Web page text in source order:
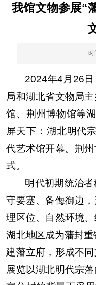
我馆文物参展“
2024年4 月 26
局和湖北省文物局
馆、荆州博物馆等
屏天下：湖北明代
代艺术馆开幕。荆
式。
明代初期统治
守要塞、备侮御边
理区位、自然环境
湖北地区成为藩封
建藩立府，形成不
展览以湖北明代宗